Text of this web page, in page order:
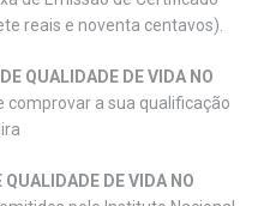
reais e noventa centavos).
QUALIDADE DE VIDA NO
comprovar a sua qualificação
QUALIDADE DE VIDA NO